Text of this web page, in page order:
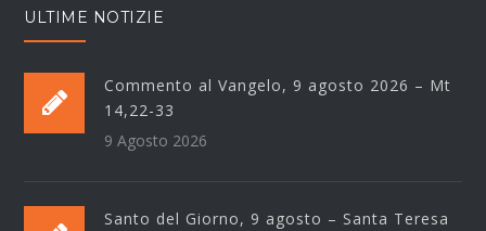
ULTIME NOTIZIE
Commento al Vangelo, 9 agosto 2026 – Mt
14,22-33
9 Agosto 2026
Santo del Giorno, 9 agosto – Santa Teresa